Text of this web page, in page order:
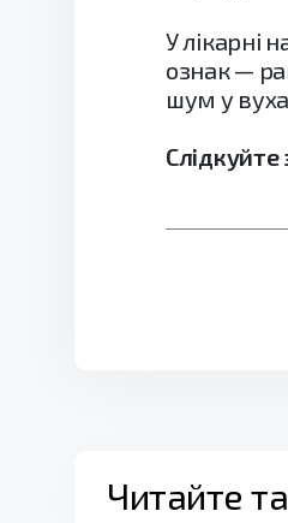
У лікарні
ознак —
шум у
Читайте